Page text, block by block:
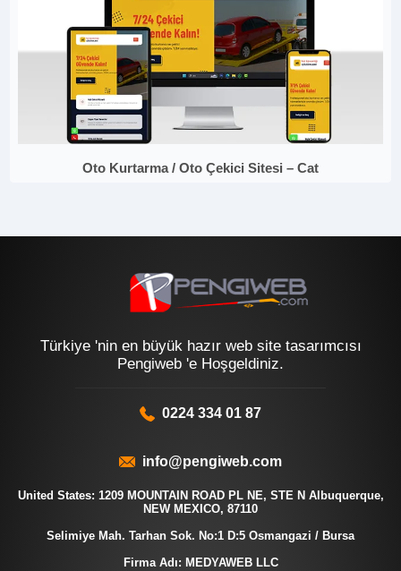
Oto Kurtarma / Oto Çekici Sitesi – Cat
Türkiye 'nin en büyük hazır web site tasarımcısı
Pengiweb 'e Hoşgeldiniz.
0224 334 01 87
info@pengiweb.com
United States: 1209 MOUNTAIN ROAD PL NE, STE N Albuquerque,
NEW MEXICO, 87110
Selimiye Mah. Tarhan Sok. No:1 D:5 Osmangazi / Bursa
Firma Adı: MEDYAWEB LLC